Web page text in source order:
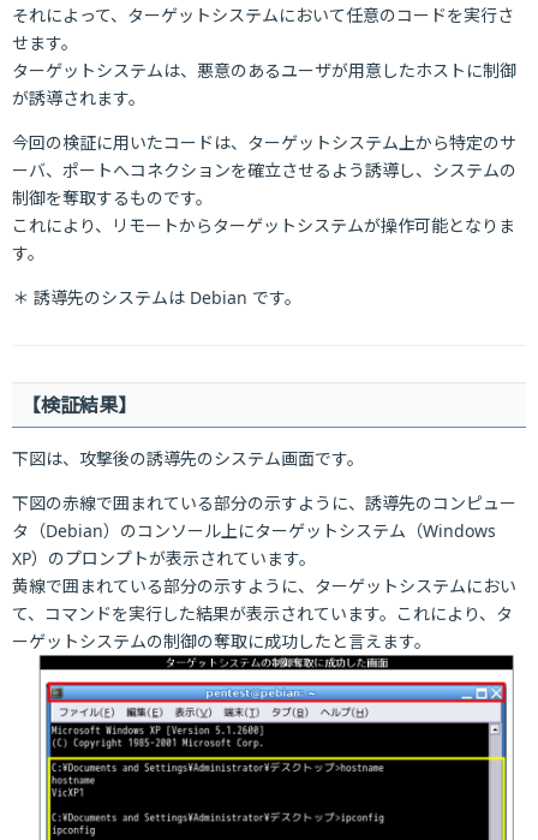
それによって、ターゲットシステムにおいて任意のコードを実行さ
せます。
ターゲットシステムは、悪意のあるユーザが用意したホストに制御
が誘導されます。
今回の検証に用いたコードは、ターゲットシステム上から特定のサ
ーバ、ポートへコネクションを確立させるよう誘導し、システムの
制御を奪取するものです。
これにより、リモートからターゲットシステムが操作可能となりま
す。
＊ 誘導先のシステムは Debian です。
【検証結果】
下図は、攻撃後の誘導先のシステム画面です。
下図の赤線で囲まれている部分の示すように、誘導先のコンピュー
タ（Debian）のコンソール上にターゲットシステム（Windows
XP）のプロンプトが表示されています。
黄線で囲まれている部分の示すように、ターゲットシステムにおい
て、コマンドを実行した結果が表示されています。これにより、タ
ーゲットシステムの制御の奪取に成功したと言えます。